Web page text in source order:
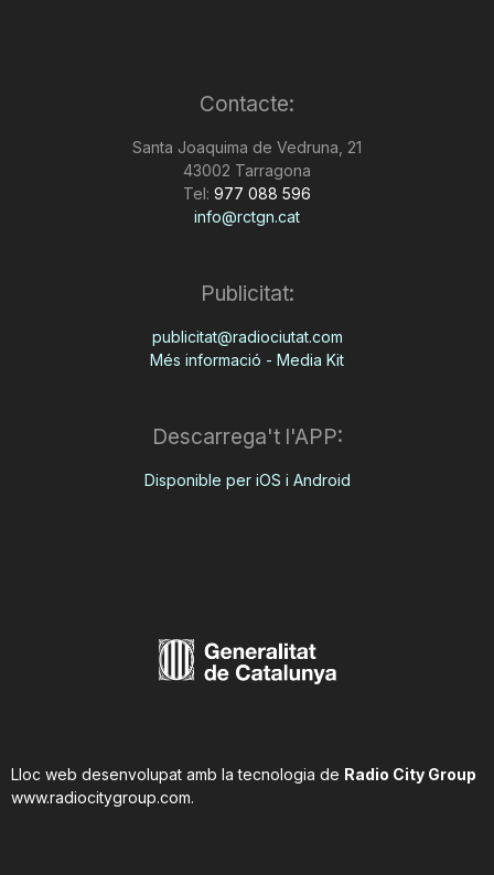
Contacte:
Santa Joaquima de Vedruna, 21
43002 Tarragona
Tel: 977 088 596
info@rctgn.cat
Publicitat:
publicitat@radiociutat.com
Més informació - Media Kit
Descarrega't l'APP:
Disponible per iOS i Android
Lloc web desenvolupat amb la tecnologia de Radio City Group
www.radiocitygroup.com.